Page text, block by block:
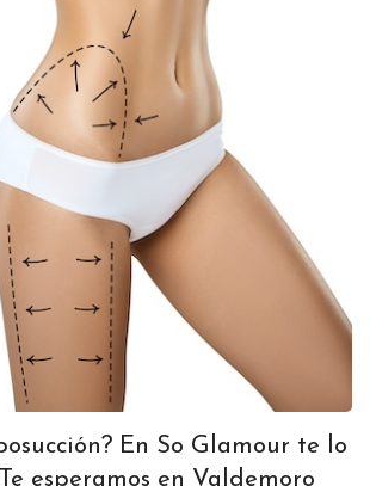
En So Glamour te lo
esperamos en Valdemoro